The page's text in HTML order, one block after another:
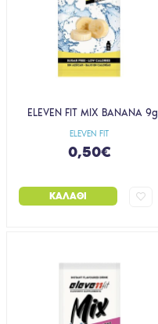
ELEVEN FIT
ELEVEN FIT MIX BANANA 9g
0,50€
ΚΑΛΆΘΙ